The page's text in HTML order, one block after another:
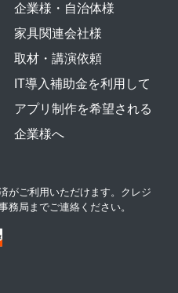
企業様・自治体様
家具関連会社様
取材・講演依頼
IT導入補助金を利用して
アプリ制作を希望される
企業様へ
がご利用いただけます。クレジ
務局までご連絡ください。